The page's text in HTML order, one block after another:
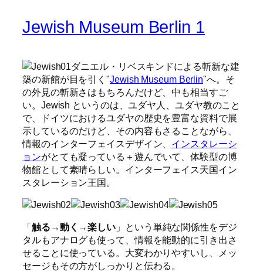
Jewish Museum Berlin 1
ダニエル・リベスキンドによる斬新な建
築の新館が目を引く"Jewish Museum Berlin"へ。そ
の外見の斬新さはもちろんだけど、中も相当すご
い。Jewish というのは、ユダヤ人、ユダヤ教のこと
で、ドイツにおけるユダヤの歴史を豊富な資料で展
示しているのだけど、その内容もさることながら、
情報のインターフェイスデザイン、 インスタレーシ
ョンがとても凝っている＋遊んでいて、体験型の博
物館として素晴らしい。インターフェイス天国イン
スタレーション王国。
「 触る →動く →楽しい 」という単純な関係性をデジ
タルもアナログも使って、情報を能動的に引き出さ
せることに使っている。大変わかりやすいし、メッ
セージもその方がしっかりと伝わる。